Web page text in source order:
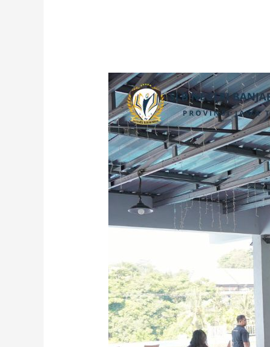
Character
Building
Anti
Kekerasan
di
SLB
Negeri
Banjarnegara
Bersama